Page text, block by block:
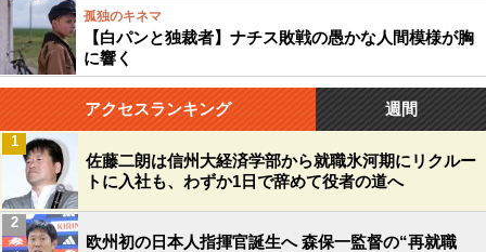
孤独のキネマ
【白パンと独裁者】ナチス敗戦の愚かな人間模様が胸
に響く
アクセスランキング 週間
佐藤二朗は信州大経済学部から就職氷河期にリクルー
トに入社も、わずか1日で辞めて役者の道へ
1
欧州初の日本人指揮官誕生へ 森保一監督の“再就職
2